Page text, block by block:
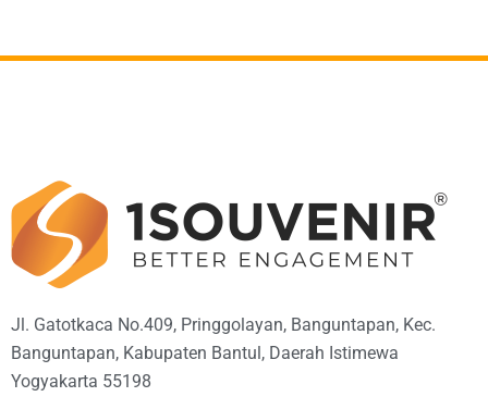
Jl. Gatotkaca No.409, Pringgolayan, Banguntapan, Kec.
Banguntapan, Kabupaten Bantul, Daerah Istimewa
Yogyakarta 55198